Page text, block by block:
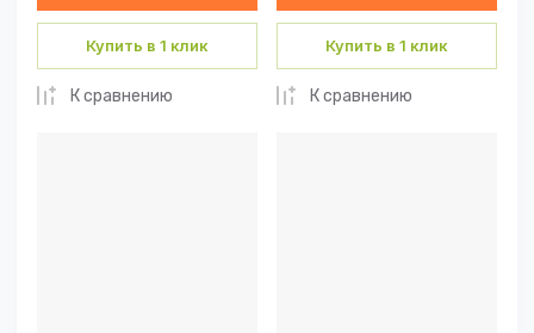
Купить в 1 клик
К сравнению
Купить в 1 клик
К сравнению